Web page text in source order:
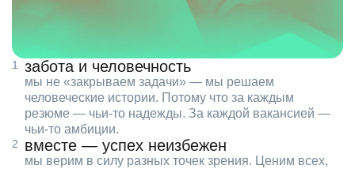
забота и человечность
мы не «закрываем задачи» — мы решаем
человеческие истории. Потому что за каждым
резюме — чьи‑то надежды. За каждой вакансией —
чьи‑то амбиции.
вместе — успех неизбежен
мы верим в силу разных точек зрения. Ценим всех,